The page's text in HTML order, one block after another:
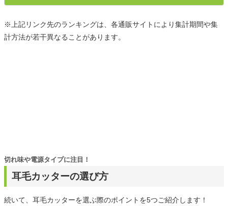
※上記リンク先のランキングは、各通販サイトにより集計期間や集
計方法が若干異なることがあります。
耳毛カッターの選び方
切れ味や電源タイプに注目！
続いて、耳毛カッターを選ぶ際のポイントを5つご紹介します！